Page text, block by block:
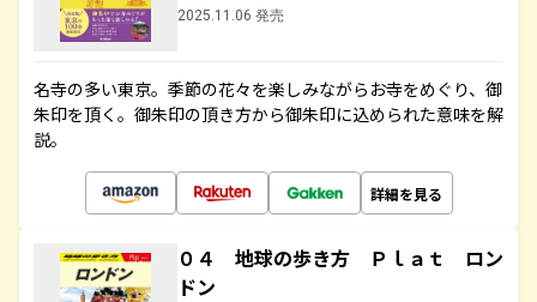
2025.11.06 発売
名寺の多い東京。季節の花々を楽しみながらお寺をめぐり、御
朱印を頂く。御朱印の頂き方から御朱印に込められた意味を解
説。
詳細を見る
０４ 地球の歩き方 Ｐｌａｔ ロン
ドン